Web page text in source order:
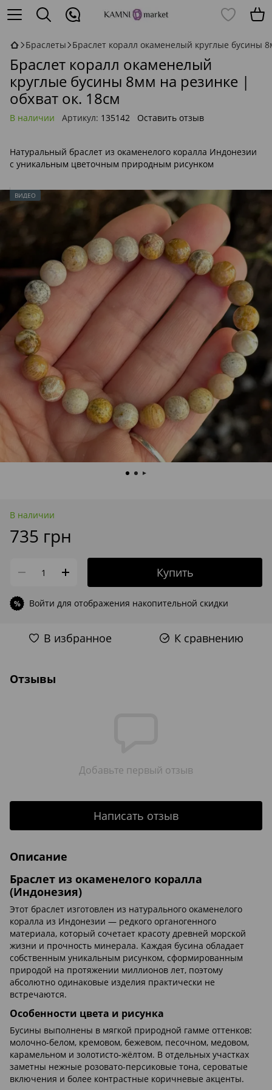
Браслеты Браслет коралл окаменелый круглые бусины
Браслет коралл окаменелый
круглые бусины 8мм на резинке |
обхват ок. 18см
В наличии Артикул: 135142 Оставить отзыв
Натуральный браслет из окаменелого коралла Индонезии
с уникальным цветочным природным рисунком
ВИДЕО
В наличии
735 грн
Купить
% Войти для отображения накопительной скидки
В избранное К сравнению
Отзывы
Добавьте первый отзыв
Написать отзыв
Описание
Браслет из окаменелого коралла
(Индонезия)
Этот браслет изготовлен из натурального окаменелого
коралла из Индонезии — редкого органогенного
материала, который сочетает красоту древней морской
жизни и прочность минерала. Каждая бусина обладает
собственным уникальным рисунком, сформированным
природой на протяжении миллионов лет, поэтому
абсолютно одинаковые изделия практически не
встречаются.
Особенности цвета и рисунка
Бусины выполнены в мягкой природной гамме оттенков:
молочно-белом, кремовом, бежевом, песочном, медовом,
карамельном и золотисто-жёлтом. В отдельных участках
заметны нежные розовато-персиковые тона, сероватые
включения и более контрастные коричневые акценты.